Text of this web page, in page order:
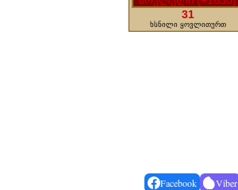
31
ხსნილი ყოვლითურთ
Facebook Viber